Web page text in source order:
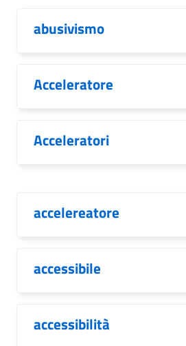
abusivismo
Acceleratore
Acceleratori
accelereatore
accessibile
accessibilità